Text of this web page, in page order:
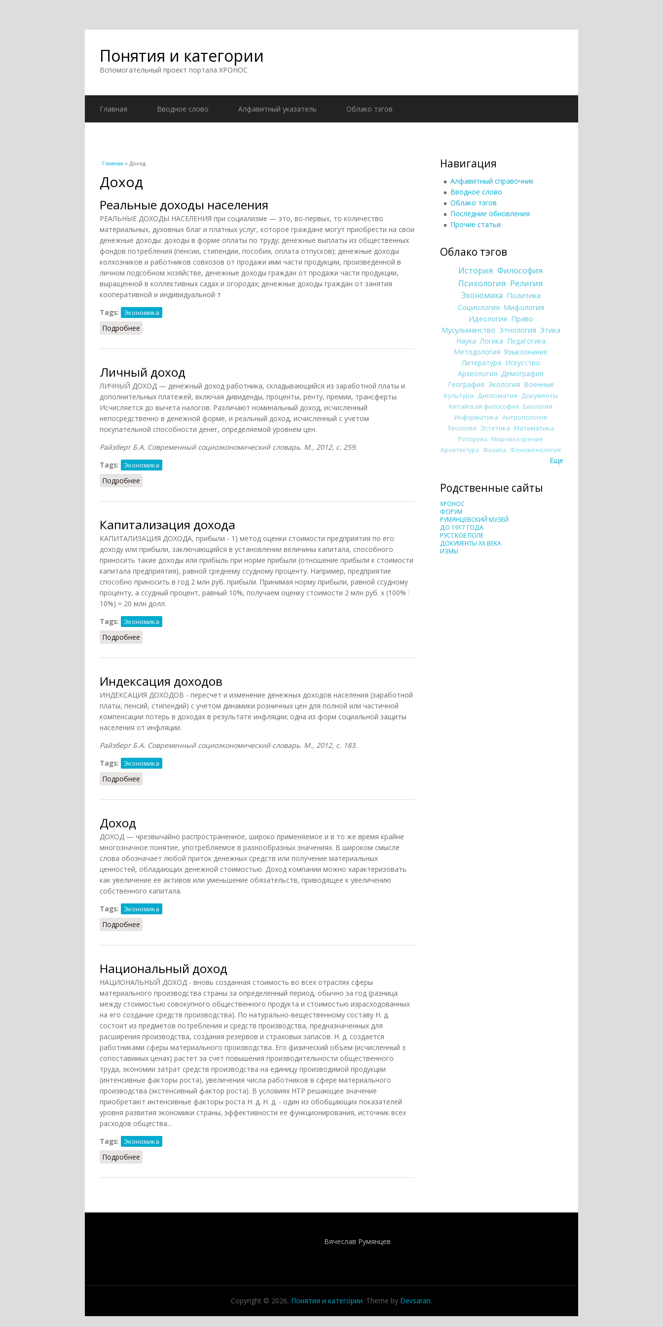
Понятия и категории
Вспомогательный проект портала ХРОНОС
Главная Вводное слово Алфавитный указатель Облако тэгов
Вы здесь
Главная » Доход
Доход
Реальные доходы населения
РЕАЛЬНЫЕ ДОХОДЫ НАСЕЛЕНИЯ при социализме — это, во-первых, то количество
материальных, духовных благ и платных услуг, которое граждане могут приобрести на свои
денежные доходы: доходы в форме оплаты по труду; денежные выплаты из общественных
фондов потребления (пенсии, стипендии, пособия, оплата отпусков); денежные доходы
колхозников и работников совхозов от продажи ими части продукции, произведенной в
личном подсобном хозяйстве, денежные доходы граждан от продажи части продукции,
выращенной в коллективных садах и огородах; денежные доходы граждан от занятия
кооперативной и индивидуальной т
Tags:
Экономика
Подробнее
Личный доход
ЛИЧНЫЙ ДОХОД — денежный доход работника, складывающийся из заработной платы и
дополнительных платежей, включая дивиденды, проценты, ренту, премии, трансферты.
Исчисляется до вычета налогов. Различают номинальный доход, исчисленный
непосредственно в денежной форме, и реальный доход, исчисленный с учетом
покупательной способности денег, определяемой уровнем цен.
Райзберг Б.А. Современный социоэкономический словарь. М., 2012, с. 259.
Tags:
Экономика
Подробнее
Капитализация дохода
КАПИТАЛИЗАЦИЯ ДОХОДА, прибыли - 1) метод оценки стоимости предприятия по его
доходу или прибыли, заключающийся в установлении величины капитала, способного
приносить такие доходы или прибыль при норме прибыли (отношение прибыли к стоимости
капитала предприятия), равной среднему ссудному проценту. Например, предприятие
способно приносить в год 2 млн руб. прибыли. Принимая норму прибыли, равной ссудному
проценту, а ссудный процент, равный 10%, получаем оценку стоимости 2 млн руб. х (100% :
10%) = 20 млн долл.
Tags:
Экономика
Подробнее
Индексация доходов
ИНДЕКСАЦИЯ ДОХОДОВ - пересчет и изменение денежных доходов населения (заработной
платы, пенсий, стипендий) с учетом динамики розничных цен для полной или частичной
компенсации потерь в доходах в результате инфляции; одна из форм социальной защиты
населения от инфляции.
Райзберг Б.А. Современный социоэкономический словарь. М., 2012, с. 183.
Tags:
Экономика
Подробнее
Доход
ДОХОД — чрезвычайно распространенное, широко применяемое и в то же время крайне
многозначное понятие, употребляемое в разнообразных значениях. В широком смысле
слова обозначает любой приток денежных средств или получение материальных
ценностей, обладающих денежной стоимостью. Доход компании можно характеризовать
как увеличение ее активов или уменьшение обязательств, приводящее к увеличению
собственного капитала.
Tags:
Экономика
Подробнее
Национальный доход
НАЦИОНАЛЬНЫЙ ДОХОД - вновь созданная стоимость во всех отраслях сферы
материального производства страны за определенный период, обычно за год (разница
между стоимостью совокупного общественного продукта и стоимостью израсходованных
на его создание средств производства). По натурально-вещественному составу Н. д.
состоит из предметов потребления и средств производства, предназначенных для
расширения производства, создания резервов и страховых запасов. Н. д. создается
работниками сферы материального производства. Его физический объем (исчисленный з
сопоставимых ценах) растет за счет повышения производительности общественного
труда, экономии затрат средств производства на единицу производимой продукции
(интенсивные факторы роста), увеличения числа работников в сфере материального
производства (экстенсивный фактор роста). В условиях НТР решающее значение
приобретают интенсивные факторы роста Н. д. Н. д. - один из обобщающих показателей
уровня развития экономики страны, эффективности ее функционирования, источник всех
расходов общества...
Tags:
Экономика
Подробнее
Навигация
Алфавитный справочник
Вводное слово
Облако тэгов
Последние обновления
Прочие статьи
Облако тэгов
История Философия
Психология Религия
Экономика Политика
Социология Мифология
Идеология Право
Мусульманство Этнология Этика
Наука Логика Педагогика
Методология Языкознание
Литература Искусство
Археология Демография
География Экология Военные
Культура Дипломатия Документы
Китайская философия Биология
Информатика Антропология
Теология Эстетика Математика
Риторика Мировоззрение
Архитектура Физика Феноменология
Еще
Родственные сайты
ХРОНОС
ФОРУМ
РУМЯНЦЕВСКИЙ МУЗЕЙ
ДО 1917 ГОДА
РУССКОЕ ПОЛЕ
ДОКУМЕНТЫ XX ВЕКА
ИЗМЫ
Вячеслав Румянцев
Copyright © 2026, Понятия и категории. Theme by Devsaran.